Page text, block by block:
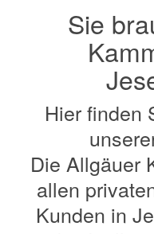
Sie
Hier finden
Die Allgäuer
allen
Kunden in